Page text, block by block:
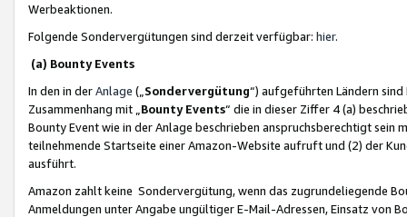
Werbeaktionen.
Folgende Sondervergütungen sind derzeit verfügbar: hier.
(a) Bounty Events
In den in derAnlage („ Sondervergütung“) aufgeführten Ländern
Zusammenhang mit „ Bounty Events“ die in dieser Ziffer 4 (a)
Bounty Event wie in der Anlage beschrieben anspruchsberechtigt sein
teilnehmende Startseite einer Amazon-Website aufruft und (2) der
ausführt.
Amazon zahlt keine Sondervergütung, wenn das zugrundeliegende
Anmeldungen unter Angabe ungültiger E-Mail-Adressen, Einsatz von